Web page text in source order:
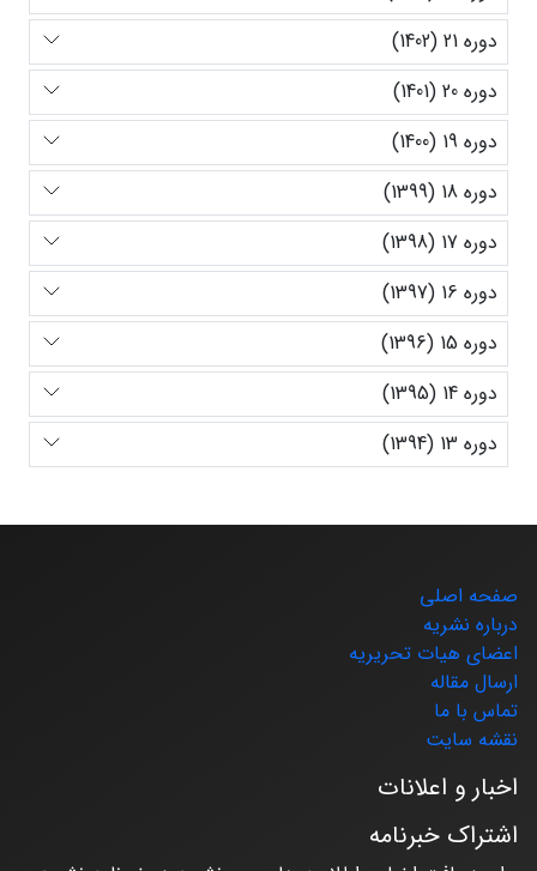
دوره 21 (1402)
دوره 20 (1401)
دوره 19 (1400)
دوره 18 (1399)
دوره 17 (1398)
دوره 16 (1397)
دوره 15 (1396)
دوره 14 (1395)
دوره 13 (1394)
صفحه اصلی
درباره نشریه
اعضای هیات تحریریه
ارسال مقاله
تماس با ما
نقشه سایت
اخبار و اعلانات
اشتراک خبرنامه